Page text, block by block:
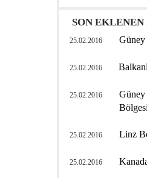
SON
25.02.2016 Güney
25.02.2016
25.02.2016
Güney
Bölgesi
25.02.2016 Linz
25.02.2016